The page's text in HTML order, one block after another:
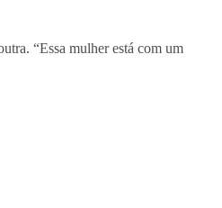
“Essa mulher está com um